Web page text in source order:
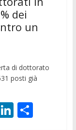
dei
un
di dottorato
posti già
Li C